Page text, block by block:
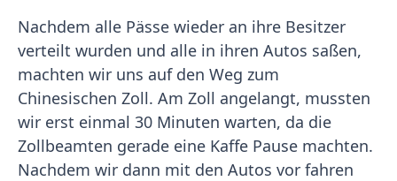
Nachdem alle Pässe wieder an ihre Besitzer
verteilt wurden und alle in ihren Autos saßen,
machten wir uns auf den Weg zum
Chinesischen Zoll. Am Zoll angelangt, mussten
wir erst einmal 30 Minuten warten, da die
Zollbeamten gerade eine Kaffe Pause machten.
Nachdem wir dann mit den Autos vor fahren